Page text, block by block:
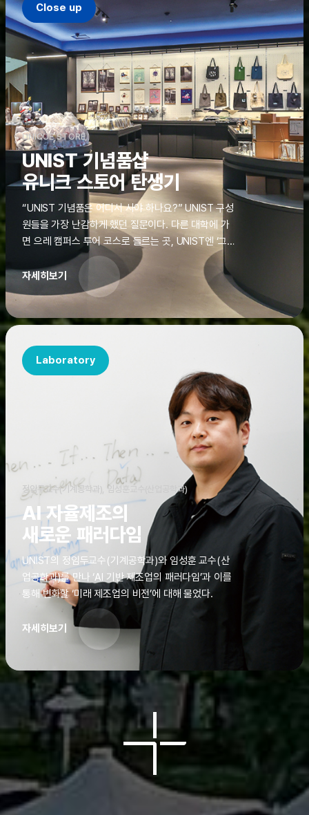
Close up
UNIQUE STORE
UNIST 기념품샵
유니크 스토어 탄생기
“UNIST 기념품은 어디서 사야 하나요?” UNIST 구성
원들을 가장 난감하게 했던 질문이다. 다른 대학에 가
면 으레 캠퍼스 투어 코스로 들르는 곳, UNIST엔 ‘그
것’이 없었다. 학교 탐방을 왔던 고등학생도, 자녀를 방
문하러 온 학부모도 빈손으로 돌려보내야 했던 아쉬움
을 달래줄 공간이 ‘유니크 스토어(UNIQUE
STORE)’라는 이름으로 지난해 11월 문을 열었다.
자세히보기
Laboratory
정임두교수(기계공학과), 임성훈교수(산업공학과)
AI 자율제조의
새로운 패러다임
UNIST의 정임두교수(기계공학과)와 임성훈 교수(산
업공학과)를 만나 ‘AI 기반 제조업의 패러다임’과 이를
통해 변화할 ‘미래 제조업의 비전’에 대해 물었다.
자세히보기